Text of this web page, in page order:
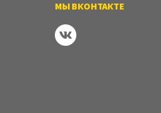
МЫ ВКОНТАКТЕ